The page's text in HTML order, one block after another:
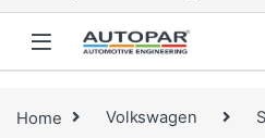
Home Volkswagen